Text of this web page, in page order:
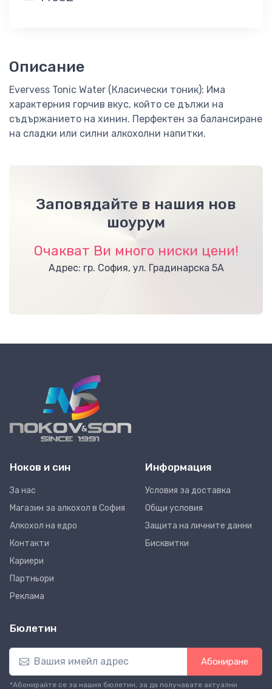
Описание
Evervess Tonic Water (Класически тоник): Има
характерния горчив вкус, който се дължи на
съдържанието на хинин. Перфектен за балансиране
на сладки или силни алкохолни напитки.
Заповядайте в нашия нов
шоурум
Очакват Ви много ниски цени!
Адрес: гр. София, ул. Градинарска 5А
Ноков и син
За нас
Магазин за алкохол в София
Алкохол на едро
Контакти
Кариери
Партньори
Реклама
Информация
Условия за доставка
Общи условия
Защита на личните данни
Бисквитки
Бюлетин
Абониране
*Абонирайте се за нашия бюлетин, за да получавате актуални